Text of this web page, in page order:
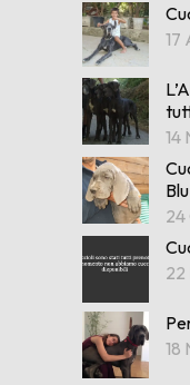
17
14
Blu
24
22
18